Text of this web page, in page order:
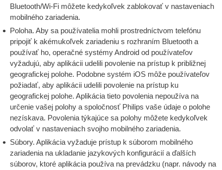
Bluetooth/Wi-Fi môžete kedykoľvek zablokovať v nastaveniach
mobilného zariadenia.
Poloha. Aby sa používatelia mohli prostredníctvom telefónu
pripojiť k akémukoľvek zariadeniu s rozhraním Bluetooth a
používať ho, operačné systémy Android od používateľov
vyžadujú, aby aplikácii udelili povolenie na prístup k približnej
geografickej polohe. Podobne systém iOS môže používateľov
požiadať, aby aplikácii udelili povolenie na prístup ku
geografickej polohe. Aplikácia tieto povolenia nepoužíva na
určenie vašej polohy a spoločnosť Philips vaše údaje o polohe
nezískava. Povolenia týkajúce sa polohy môžete kedykoľvek
odvolať v nastaveniach svojho mobilného zariadenia.
Súbory. Aplikácia vyžaduje prístup k súborom mobilného
zariadenia na ukladanie jazykových konfigurácií a ďalších
súborov, ktoré aplikácia používa na prevádzku (napr. návody na